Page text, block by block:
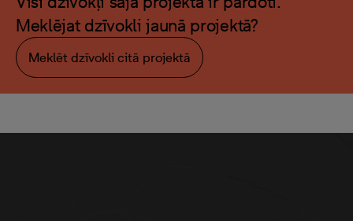
Meklējat dzīvokli jaunā projektā?
Meklēt dzīvokli citā projektā